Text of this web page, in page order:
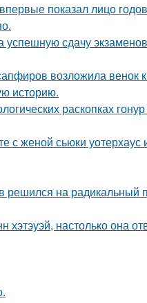
показал лицо
успешную сдачу
возложила венок
историю.
раскопках
с женой сьюки уотерхаус
на радикальный
настолько она